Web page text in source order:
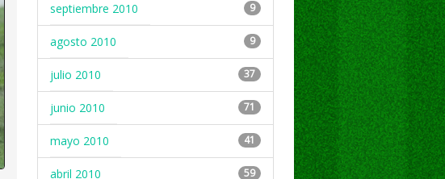
septiembre 2010 9
agosto 2010 9
julio 2010 37
junio 2010 71
mayo 2010 41
abril 2010 59